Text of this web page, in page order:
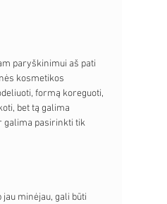
paryškinimui aš pati
kosmetikos
formą koreguoti,
bet tą galima
galima pasirinkti tik
minėjau, gali būti